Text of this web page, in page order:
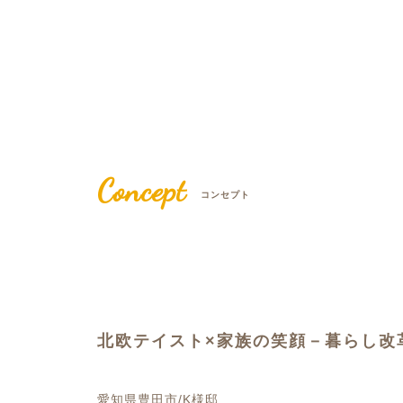
Concept コンセプト
北欧テイスト×家族の笑顔－暮らし改
愛知県豊田市/K様邸